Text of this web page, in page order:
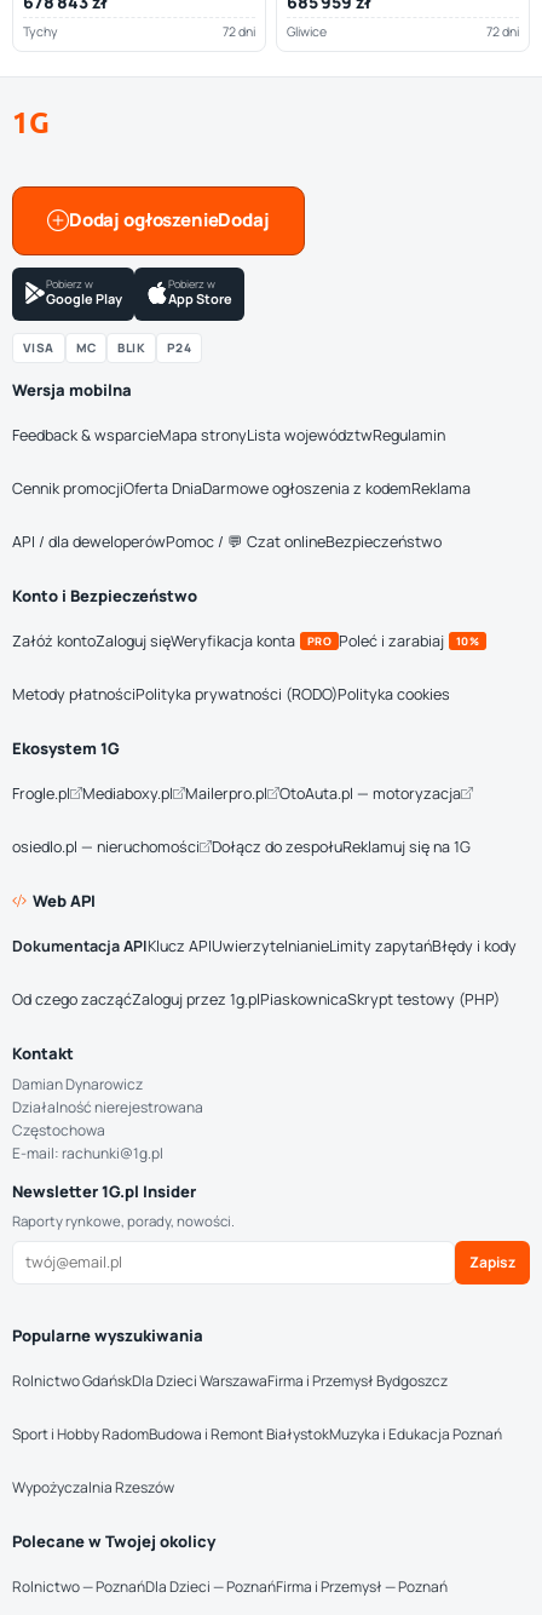
Tychy 72 dni Gliwice 72 dni
1G
Dodaj ogłoszenie
Pobierz w
Google Play
Pobierz w
App Store
VISA MC BLIK P24
Wersja mobilna
Feedback & wsparcieMapa stronyLista województwRegulamin
Cennik promocjiOferta DniaDarmowe ogłoszenia z kodemReklama
API / dla deweloperówPomoc / 💬 Czat onlineBezpieczeństwo
Konto i Bezpieczeństwo
Załóż kontoZaloguj sięWeryfikacja konta PRO Poleć i zarabiaj 10%
Metody płatnościPolityka prywatności (RODO)Polityka cookies
Ekosystem 1G
Frogle.pl Mediaboxy.pl Mailerpro.pl OtoAuta.pl — motoryzacja
osiedlo.pl — nieruchomości Dołącz do zespołuReklamuj się na 1G
Web API
Dokumentacja APIKlucz APIUwierzytelnianieLimity zapytańBłędy i kody
Od czego zacząćZaloguj przez 1g.plPiaskownicaSkrypt testowy (PHP)
Kontakt
Damian Dynarowicz
Działalność nierejestrowana
Częstochowa
E-mail: rachunki@1g.pl
Newsletter 1G.pl Insider
Raporty rynkowe, porady, nowości.
Zapisz
Popularne wyszukiwania
Rolnictwo GdańskDla Dzieci WarszawaFirma i Przemysł Bydgoszcz
Sport i Hobby RadomBudowa i Remont BiałystokMuzyka i Edukacja Poznań
Wypożyczalnia Rzeszów
Polecane w Twojej okolicy
Rolnictwo — PoznańDla Dzieci — PoznańFirma i Przemysł — Poznań